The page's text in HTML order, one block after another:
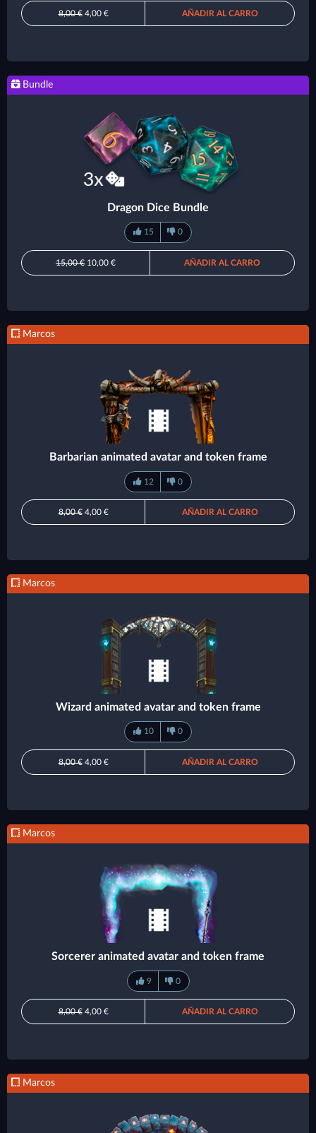
8,00 €4,00 € AÑADIR AL CARRO
Bundle
Dragon Dice Bundle
15 0
15,00 € 10,00 € AÑADIR AL CARRO
Marcos
Barbarian animated avatar and token frame
12 0
8,00 €4,00 € AÑADIR AL CARRO
Marcos
Wizard animated avatar and token frame
10 0
8,00 €4,00 € AÑADIR AL CARRO
Marcos
Sorcerer animated avatar and token frame
9 0
8,00 €4,00 € AÑADIR AL CARRO
Marcos